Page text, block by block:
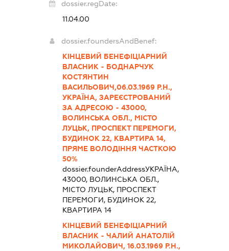
dossier.regDate:
11.04.00
dossier.foundersAndBenef:
КІНЦЕВИЙ БЕНЕФІЦІАРНИЙ
ВЛАСНИК - БОДНАРЧУК
КОСТЯНТИН
ВАСИЛЬОВИЧ,06.03.1969 Р.Н.,
УКРАЇНА, ЗАРЕЄСТРОВАНИЙ
ЗА АДРЕСОЮ - 43000,
ВОЛИНСЬКА ОБЛ., МІСТО
ЛУЦЬК, ПРОСПЕКТ ПЕРЕМОГИ,
БУДИНОК 22, КВАРТИРА 14,
ПРЯМЕ ВОЛОДІННЯ ЧАСТКОЮ
50%
dossier.founderAddressУКРАЇНА,
43000, ВОЛИНСЬКА ОБЛ.,
МІСТО ЛУЦЬК, ПРОСПЕКТ
ПЕРЕМОГИ, БУДИНОК 22,
КВАРТИРА 14
КІНЦЕВИЙ БЕНЕФІЦІАРНИЙ
ВЛАСНИК - ЧАЛИЙ АНАТОЛІЙ
МИКОЛАЙОВИЧ, 16.03.1969 Р.Н.,